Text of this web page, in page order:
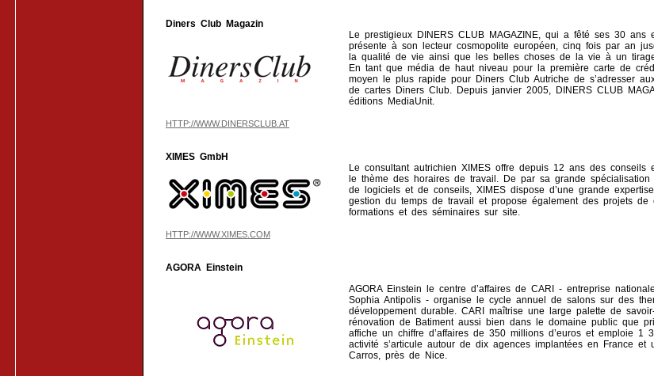
Diners Club Magazin
Le prestigieux DINERS CLUB MAGAZINE, qui a fêté ses 30 ans
présente à son lecteur cosmopolite européen, cinq fois par an
la qualité de vie ainsi que les belles choses de la vie à un
En tant que média de haut niveau pour la première carte de
moyen le plus rapide pour Diners Club Autriche de s’adresser
de cartes Diners Club. Depuis janvier 2005, DINERS CLUB
éditions MediaUnit.
HTTP://WWW.DINERSCLUB.AT
XIMES GmbH
Le consultant autrichien XIMES offre depuis 12 ans des conseils
le thème des horaires de travail. De par sa grande
de logiciels et de conseils, XIMES dispose d’une grande
gestion du temps de travail et propose également des projets de
formations et des séminaires sur site.
HTTP://WWW.XIMES.COM
AGORA Einstein
AGORA Einstein le centre d’affaires de CARI - entreprise
Sophia Antipolis - organise le cycle annuel de salons sur des
développement durable. CARI maîtrise une large palette de
rénovation de Batiment aussi bien dans le domaine public que
affiche un chiffre d’affaires de 350 millions d’euros et emploie 1
activité s’articule autour de dix agences implantées en France
Carros, près de Nice.